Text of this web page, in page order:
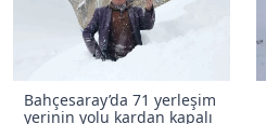
Bahçesaray’da 71 yerleşim
yerinin yolu kardan kapalı